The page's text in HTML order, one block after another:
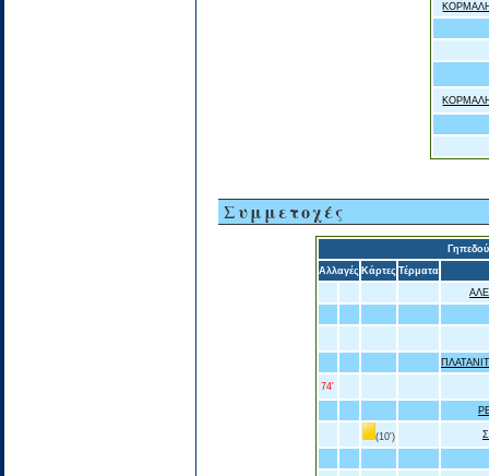
Συμμετοχές
Αλλαγές Κάρτες Τέρματα
74'
(10')